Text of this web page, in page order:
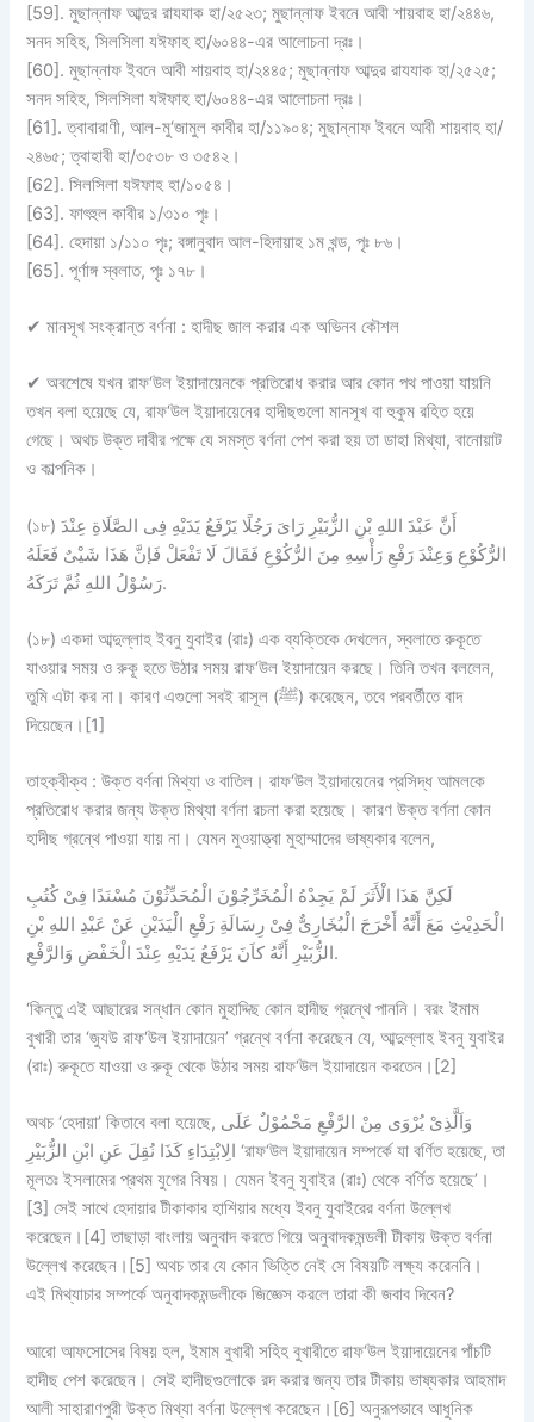
[59]. মুছান্নাফ আব্দুর রাযযাক হা/২৫২৩; মুছান্নাফ ইবনে আবী শায়বাহ হা/২৪৪৬,
সনদ সহিহ, সিলসিলা যঈফাহ হা/৬০৪৪-এর আলোচনা দ্রঃ।
[60]. মুছান্নাফ ইবনে আবী শায়বাহ হা/২৪৪৫; মুছান্নাফ আব্দুর রাযযাক হা/২৫২৫;
সনদ সহিহ, সিলসিলা যঈফাহ হা/৬০৪৪-এর আলোচনা দ্রঃ।
[61]. ত্বাবারাণী, আল-মু‘জামুল কাবীর হা/১১৯০৪; মুছান্নাফ ইবনে আবী শায়বাহ হা/
২৪৬৫; ত্বাহাবী হা/৩৫৩৮ ও ৩৫৪২।
[62]. সিলসিলা যঈফাহ হা/১০৫৪।
[63]. ফাৎহুল কাবীর ১/৩১০ পৃঃ।
[64]. হেদায়া ১/১১০ পৃঃ; বঙ্গানুবাদ আল-হিদায়াহ ১ম খন্ড, পৃঃ ৮৬।
[65]. পূর্ণাঙ্গ স্বলাত, পৃঃ ১৭৮।
✔ মানসূখ সংক্রান্ত বর্ণনা : হাদীছ জাল করার এক অভিনব কৌশল
✔ অবশেষে যখন রাফ‘উল ইয়াদায়েনকে প্রতিরোধ করার আর কোন পথ পাওয়া যায়নি
তখন বলা হয়েছে যে, রাফ‘উল ইয়াদায়েনের হাদীছগুলো মানসূখ বা হুকুম রহিত হয়ে
গেছে। অথচ উক্ত দাবীর পক্ষে যে সমস্ত বর্ণনা পেশ করা হয় তা ডাহা মিথ্যা, বানোয়াট
ও কাল্পনিক।
(১৮) أَنَّ عَبْدَ اللهِ بْنِ الزُّبَيْرِ رَاىَ رَجُلًا يَرْفَعُ يَدَيْهِ فِى الصَّلَاةِ عِنْدَ
الرُّكُوْعِ وَعِنْدَ رَفْعِ رَأْسِهِ مِنَ الرُّكُوْعِ فَقَالَ لَا تَفْعَلْ فَإنَّ هَذَا شَيْىٌ فَعَلَهُ
رَسُوْلُ اللهِ ثُمَّ تَرَكَهُ.
(১৮) একদা আব্দুল্লাহ ইবনু যুবাইর (রাঃ) এক ব্যক্তিকে দেখলেন, স্বলাতে রুকূতে
যাওয়ার সময় ও রুকূ হতে উঠার সময় রাফ‘উল ইয়াদায়েন করছে। তিনি তখন বললেন,
তুমি এটা কর না। কারণ এগুলো সবই রাসূল (ﷺ) করেছেন, তবে পরবর্তীতে বাদ
দিয়েছেন।[1]
তাহক্বীক্ব :উক্ত বর্ণনামিথ্যা ও বাতিল । রাফ‘উল ইয়াদায়েনের প্রসিদ্ধ আমলকে
প্রতিরোধ করার জন্য উক্ত মিথ্যা বর্ণনা রচনা করা হয়েছে। কারণ উক্ত বর্ণনা কোন
হাদীছ গ্রন্থে পাওয়া যায় না। যেমন মুওয়াত্ত্বা মুহাম্মাদের ভাষ্যকার বলেন,
لَكِنَّ هَذَا الْأَثَرَ لَمْ يَجِدْهُ الْمُخَرِّجُوْنَ الْمُحَدِّثُوْنَ مُسْنَدًا فِىْ كُتُبِ
الْحَدِيْثِ مَعَ أَنَّهُ أَخْرَجَ الْبُخَارِىٌّ فِىْ رِسَالَةِ رَفْعِ الْيَدَيْنِ عَنْ عَبْدِ اللهِ بْنِ
الزُّبَيْرِ أَنَّهُ كاَنَ يَرْفَعُ يَدَيْهِ عِنْدَ الْخَفْضِ وَالرَّفْعِ.
‘কিন্তু এই আছারের সন্ধান কোন মুহাদ্দিছ কোন হাদীছ গ্রন্থে পাননি। বরং ইমাম
বুখারী তার ‘জুযউ রাফ‘উল ইয়াদায়েন’ গ্রন্থে বর্ণনা করেছেন যে, আব্দুল্লাহ ইবনু যুবাইর
(রাঃ) রুকূতে যাওয়া ও রুকূ থেকে উঠার সময় রাফ‘উল ইয়াদায়েন করতেন।[2]
অথচ ‘হেদায়া’ কিতাবে বলা হয়েছে, وَاَلَّذِىْ يُرْوَى مِنْ الرَّفْعِ مَحْمُوْلٌ عَلَى
الِابْتِدَاءِ كَذَا نُقِلَ عَنِ ابْنِ الزُّبَيْرِ ‘রাফ‘উল ইয়াদায়েন সম্পর্কে যা বর্ণিত হয়েছে, তা
মূলতঃ ইসলামের প্রথম যুগের বিষয়। যেমন ইবনু যুবাইর (রাঃ) থেকে বর্ণিত হয়েছে’।
[3] সেই সাথে হেদায়ার টীকাকার হাশিয়ার মধ্যে ইবনু যুবাইরের বর্ণনা উল্লেখ
করেছেন।[4] তাছাড়া বাংলায় অনুবাদ করতে গিয়ে অনুবাদকমন্ডলী টীকায় উক্ত বর্ণনা
উল্লেখ করেছেন।[5] অথচ তার যে কোন ভিত্তি নেই সে বিষয়টি লক্ষ্য করেননি।
এই মিথ্যাচার সম্পর্কে অনুবাদকমন্ডলীকে জিজ্ঞেস করলে তারা কী জবাব দিবেন?
আরো আফসোসের বিষয় হল, ইমাম বুখারী সহিহ বুখারীতে রাফ‘উল ইয়াদায়েনের পাঁচটি
হাদীছ পেশ করেছেন। সেই হাদীছগুলোকে রদ করার জন্য তার টীকায় ভাষ্যকার আহমাদ
আলী সাহারাণপুরী উক্ত মিথ্যা বর্ণনা উল্লেখ করেছেন।[6] অনুরূপভাবে আধুনিক